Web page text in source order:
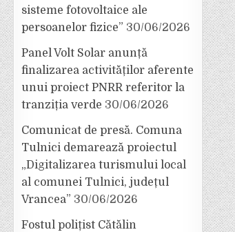
sisteme fotovoltaice ale
persoanelor fizice” 30/06/2026
Panel Volt Solar anunță
finalizarea activităților aferente
unui proiect PNRR referitor la
tranziția verde 30/06/2026
Comunicat de presă. Comuna
Tulnici demarează proiectul
„Digitalizarea turismului local
al comunei Tulnici, județul
Vrancea” 30/06/2026
Fostul polițist Cătălin